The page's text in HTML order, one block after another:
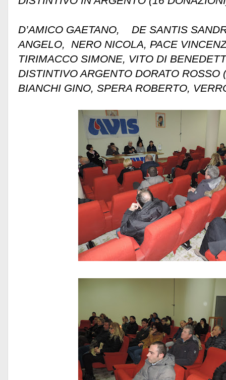
D’AMICO GAETANO, DE SANTIS
ANGELO, NERO NICOLA, PACE
TIRIMACCO SIMONE, VITO DI
DISTINTIVO ARGENTO DORATO
BIANCHI GINO, SPERA ROBERTO,